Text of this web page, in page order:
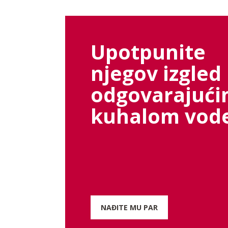
Upotpunite
njegov izgled
kuhalom
NAĐITE MU PAR